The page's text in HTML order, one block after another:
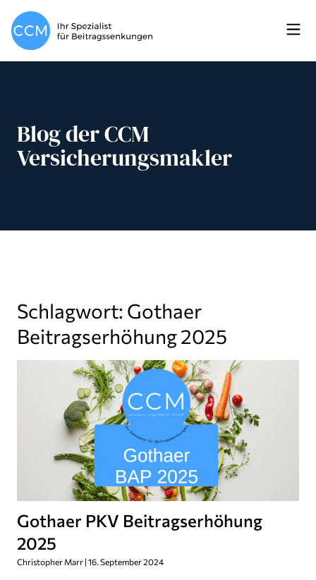
Blog der CCM
Versicherungsmakler
Schlagwort: Gothaer
Beitragserhöhung 2025
Gothaer PKV Beitragserhöhung
2025
Christopher Marr 16. September 2024